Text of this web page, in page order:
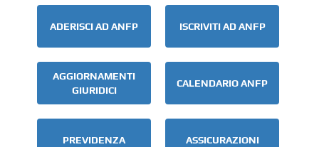
ADERISCI AD ANFP ISCRIVITI AD ANFP
AGGIORNAMENTI
GIURIDICI
CALENDARIO ANFP
PREVIDENZA ASSICURAZIONI